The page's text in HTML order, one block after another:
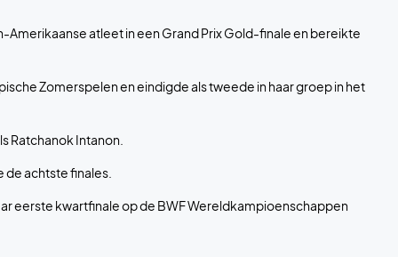
Amerikaanse atleet in een Grand Prix Gold-finale en bereikte
Zomerspelen en eindigde als tweede in haar groep in het
Ratchanok Intanon.
de achtste finales.
eerste kwartfinale op de BWF Wereldkampioenschappen